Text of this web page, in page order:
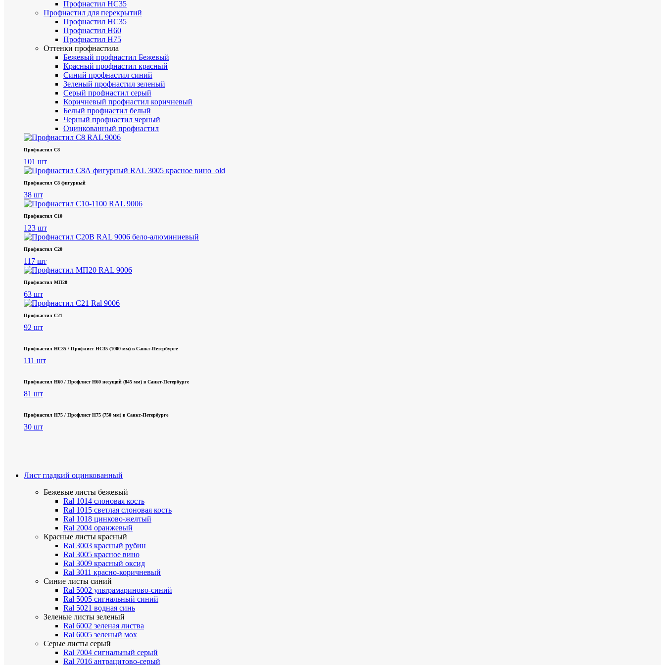
Профнастил НС35
Профнастил для перекрытий
Профнастил НС35
Профнастил Н60
Профнастил Н75
Оттенки профнастила
Бежевый профнастил Бежевый
Красный профнастил красный
Синий профнастил синий
Зеленый профнастил зеленый
Серый профнастил серый
Коричневый профнастил коричневый
Белый профнастил белый
Черный профнастил черный
Оцинкованный профнастил
Профнастил С8
101 шт
Профнастил С8 фигурный
38 шт
Профнастил С10
123 шт
Профнастил С20
117 шт
Профнастил МП20
63 шт
Профнастил С21
92 шт
Профнастил НС35 / Профлист НС35 (1000 мм) в Санкт‑Петербурге
111 шт
Профнастил Н60 / Профлист Н60 несущий (845 мм) в Санкт-Петербурге
81 шт
Профнастил Н75 / Профлист Н75 (750 мм) в Санкт-Петербурге
30 шт
Лист гладкий оцинкованный
Бежевые листы бежевый
Ral 1014 слоновая кость
Ral 1015 светлая слоновая кость
Ral 1018 цинково-желтый
Ral 2004 оранжевый
Красные листы красный
Ral 3003 красный рубин
Ral 3005 красное вино
Ral 3009 красный оксид
Ral 3011 красно-коричневый
Синие листы синий
Ral 5002 ультрамариново-синий
Ral 5005 сигнальный синий
Ral 5021 водная синь
Зеленые листы зеленый
Ral 6002 зеленая листва
Ral 6005 зеленый мох
Серые листы серый
Ral 7004 сигнальный серый
Ral 7016 антрацитово-серый